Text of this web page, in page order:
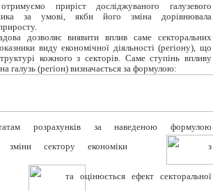
приріст досліджуваного галузевого
за умові, якби його зміна дорівнювала
дозволяє виявити вплив саме секторальних
виду економічної діяльності (регіону), що
кожного з секторів. Саме ступінь впливу
галузь (регіон) визначається за формулою:
розрахунків за наведеною формулою
зміни сектору економіки
з
та оцінюється ефект секторальної